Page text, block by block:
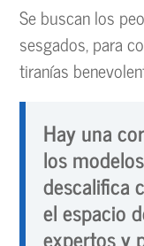
Se buscan los
sesgados, para
tiranías
Hay una
los
descalifica
el espacio
expertos y